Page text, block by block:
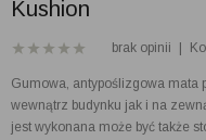
Kushion
brak opinii
Gumowa, antypoślizgowa mata
wewnątrz budynku jak i na
jest wykonana może być także